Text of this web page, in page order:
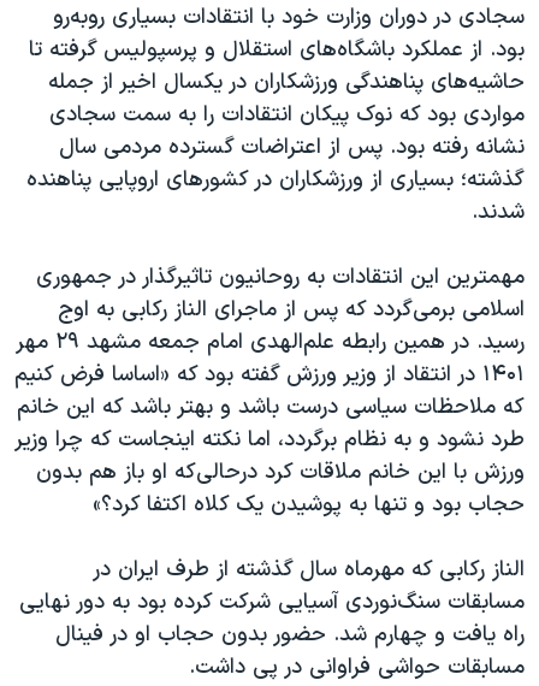
سجادی در دوران وزارت خود با انتقادات بسیاری روبه‌رو
بود. از عملکرد باشگاه‌های استقلال و پرسپولیس گرفته تا
حاشیه‌های پناهندگی ورزشکاران در یکسال اخیر از جمله
مواردی بود که نوک پیکان انتقادات را به سمت سجادی
نشانه رفته بود. پس از اعتراضات گسترده مردمی سال
گذشته؛ بسیاری از ورزشکاران در کشورهای اروپایی پناهنده
شدند.
مهمترین این انتقادات به روحانیون تاثیرگذار در جمهوری
اسلامی برمی‌گردد که پس از ماجرای الناز رکابی به اوج
رسید. در همین رابطه علم‌الهدی امام جمعه مشهد ۲۹ مهر
۱۴۰۱ در انتقاد از وزیر ورزش گفته بود که «اساسا فرض کنیم
که ملاحظات سیاسی درست باشد و بهتر باشد که این خانم
طرد نشود و به نظام برگردد، اما نکته اینجاست که چرا وزیر
ورزش با این خانم ملاقات کرد درحالی‌که او باز هم بدون
حجاب بود و تنها به پوشیدن یک کلاه اکتفا کرد؟»
الناز رکابی که مهرماه سال گذشته از طرف ایران در
مسابقات سنگ‌نوردی آسیایی شرکت کرده بود به دور نهایی
راه یافت و چهارم شد. حضور بدون حجاب او در فینال
مسابقات حواشی فراوانی در پی داشت.